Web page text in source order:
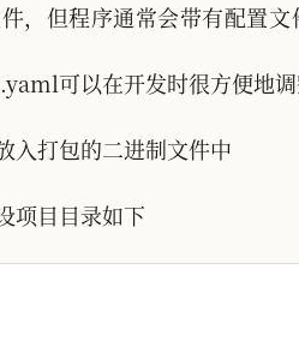
但程序通常会带有配置文
可以在开发时很方便地
入打包的二进制文件中
项目目录如下